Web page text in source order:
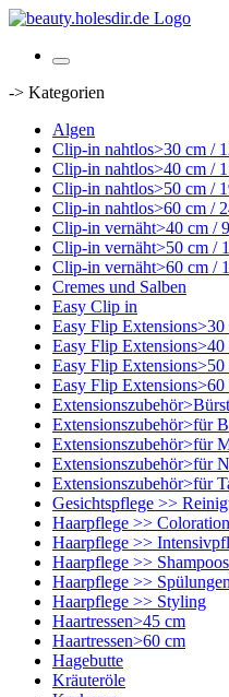
-> Kategorien
Algen
Clip-in nahtlos>30 cm /
Clip-in nahtlos>40 cm /
Clip-in nahtlos>50 cm /
Clip-in nahtlos>60 cm /
Clip-in vernäht>40 cm /
Clip-in vernäht>50 cm /
Clip-in vernäht>60 cm /
Cremes und Salben
Easy Clip in
Easy Flip
Easy Flip
Easy Flip
Easy Flip
Extensionszubehör>für
Extensionszubehör>für
Extensionszubehör>für
Extensionszubehör>für
Gesichtspflege >>
Haarpflege >>
Haarpflege >>
Haarpflege >> Shampoos
Haarpflege >>
Haarpflege >> Styling
Haartressen>45 cm
Haartressen>60 cm
Hagebutte
Kräuteröle